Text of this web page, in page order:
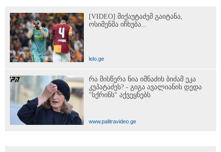
[VIDEO] მიქაუტაძემ გაიტანა,
ოსიმენმა იჩხუბა...
lelo.ge
რა მისწერა ნია იმნაძის ბიძამ ეკა
კუპატაძეს? - გიგა ავალიანის დედა
"სქრინს" აქვეყნებს
www.palitravideo.ge